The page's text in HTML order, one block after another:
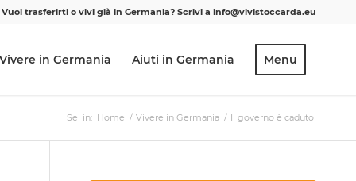
Vuoi trasferirti o vivi già in Germania? Scrivi a info@vivistoccarda.eu
Vivere in Germania Aiuti in Germania Menu
Sei in: Home / Vivere in Germania / Il governo è caduto